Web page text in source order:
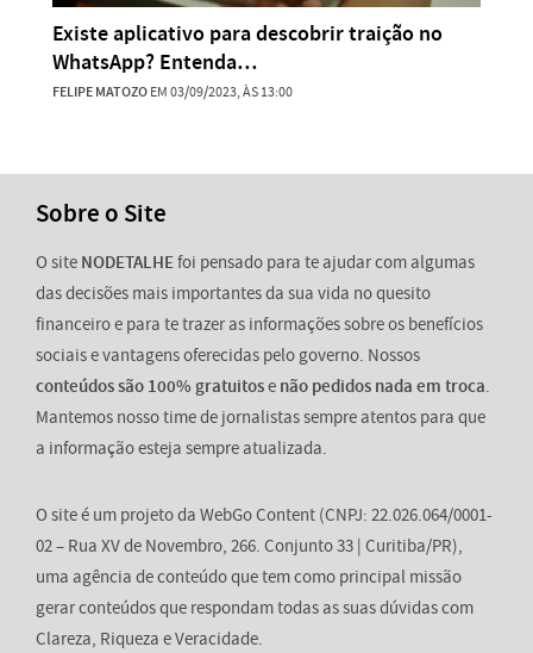
Existe aplicativo para descobrir traição no
WhatsApp? Entenda…
FELIPE MATOZOEM 03/09/2023, ÀS 13:00
Sobre o Site
O site NODETALHEfoi pensado para te ajudar com algumas
das decisões mais importantes da sua vida no quesito
financeiro e para te trazer as informações sobre os benefícios
sociais e vantagens oferecidas pelo governo. Nossos
conteúdos são 100% gratuitose não pedidos nada em troca.
Mantemos nosso time de jornalistas sempre atentos para que
a informação esteja sempre atualizada.
O site é um projeto da WebGo Content (CNPJ: 22.026.064/0001-
02 – Rua XV de Novembro, 266. Conjunto 33 | Curitiba/PR),
uma agência de conteúdo que tem como principal missão
gerar conteúdos que respondam todas as suas dúvidas com
Clareza, Riqueza e Veracidade.